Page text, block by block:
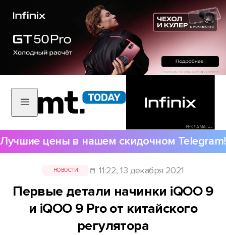
РЕКЛАМА •••
Лучшие цены в нашем скидочном Telegram!
НОВОСТИ 11:22, 13 декабря 2021
Первые детали начинки iQOO 9
и iQOO 9 Pro от китайского
регулятора